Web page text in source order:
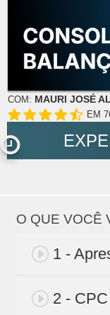
COM: MAURI JOSÉ
EM
O QUE VOCÊ
1 -
2 -